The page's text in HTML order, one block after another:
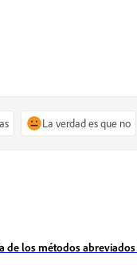
La verdad es que no
de los métodos